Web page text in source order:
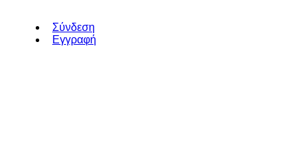
Σύνδεση
Εγγραφή